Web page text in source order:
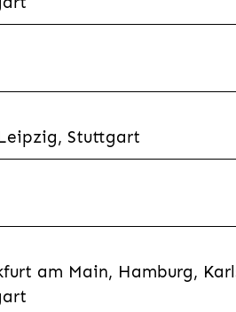
Stuttgart
am Main, Hamburg,